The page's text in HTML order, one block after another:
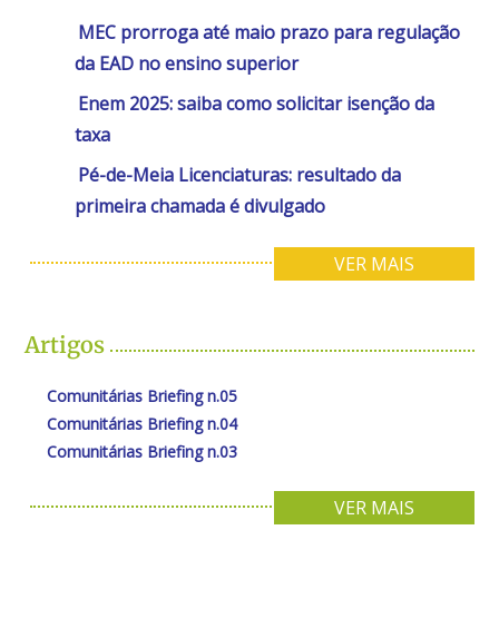
MEC prorroga até maio prazo para regulação
da EAD no ensino superior
Enem 2025: saiba como solicitar isenção da
taxa
Pé-de-Meia Licenciaturas: resultado da
primeira chamada é divulgado
VER MAIS
Artigos
Comunitárias Briefing n.05
Comunitárias Briefing n.04
Comunitárias Briefing n.03
VER MAIS